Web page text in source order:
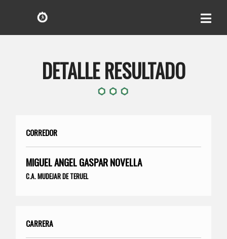
DETALLE RESULTADO
CORREDOR
MIGUEL ANGEL GASPAR NOVELLA
C.A. MUDEJAR DE TERUEL
CARRERA